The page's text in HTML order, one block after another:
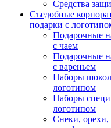
Средства
Съедобные
подарки с
Подарочные
с чаем
Подарочные
с вареньем
Наборы
логотипом
Наборы
логотипом
Снеки, орехи,